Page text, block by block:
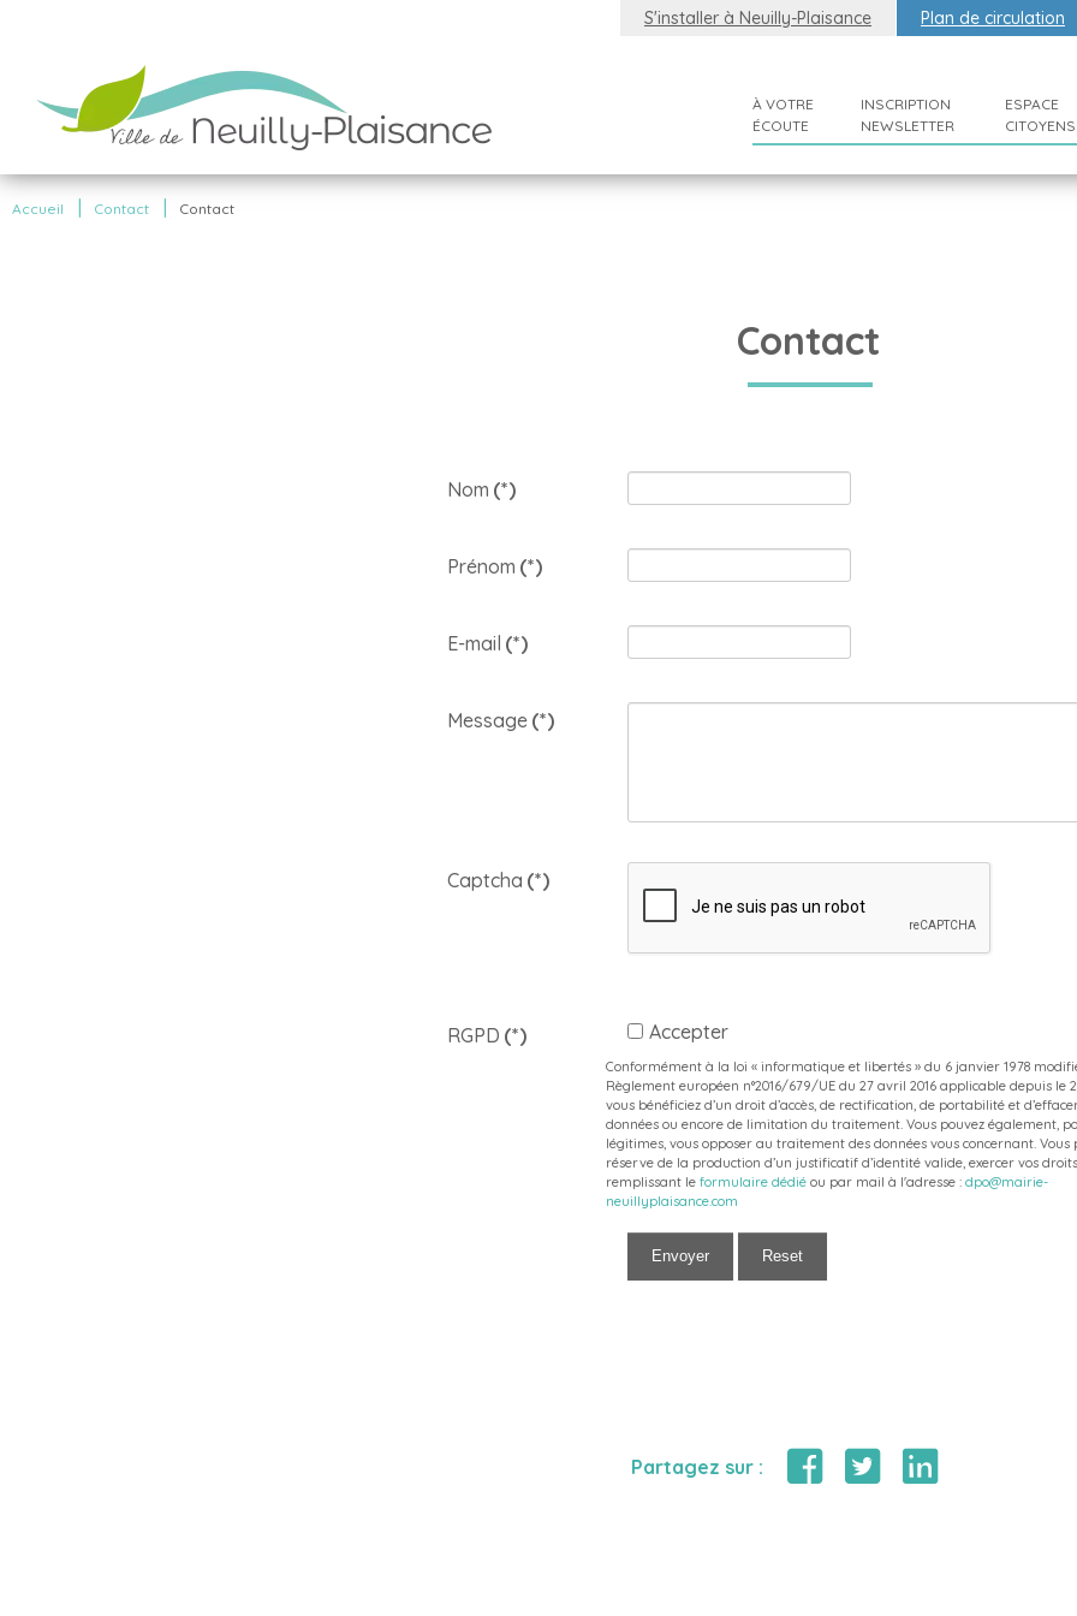
S'installer à Neuilly-Plaisance Plan de circulation
À VOTRE
ÉCOUTE
INSCRIPTION
NEWSLETTER
ESPACE
CITOYENS
Accueil Contact Contact
Contact
Nom (*)
Prénom (*)
E-mail (*)
Message (*)
Captcha (*)
RGPD (*) Accepter
Conformément à la loi « informatique et libertés » du 6 janvier 1978
Règlement européen n°2016/679/UE du 27 avril 2016 applicable depuis le
vous bénéficiez d’un droit d’accès, de rectification, de portabilité et
données ou encore de limitation du traitement. Vous pouvez également,
légitimes, vous opposer au traitement des données vous concernant. Vous
réserve de la production d’un justificatif d’identité valide, exercer vos
remplissant le formulaire dédié ou par mail à l'adresse : dpo@mairie-
neuillyplaisance.com
Envoyer Reset
Partagez sur :